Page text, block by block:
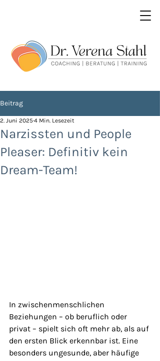
Beitrag
Narzissten und People
Pleaser: Definitiv kein
Dream-Team!
2. Juni 2025 4 Min. Lesezeit
In zwischenmenschlichen
Beziehungen – ob beruflich oder
privat – spielt sich oft mehr ab, als auf
den ersten Blick erkennbar ist. Eine
besonders ungesunde, aber häufige